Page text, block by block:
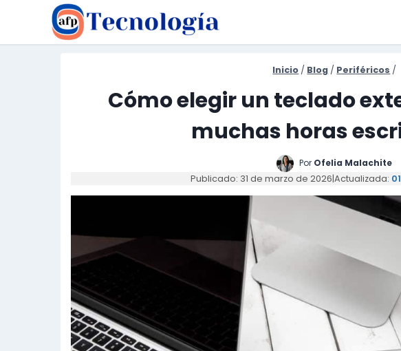
contenido
Inicio / Blog / Periféricos /
Cómo elegir un teclado
muchas horas
Por Ofelia Malachite
Publicado: 31 de marzo de 2026|Actualizada: